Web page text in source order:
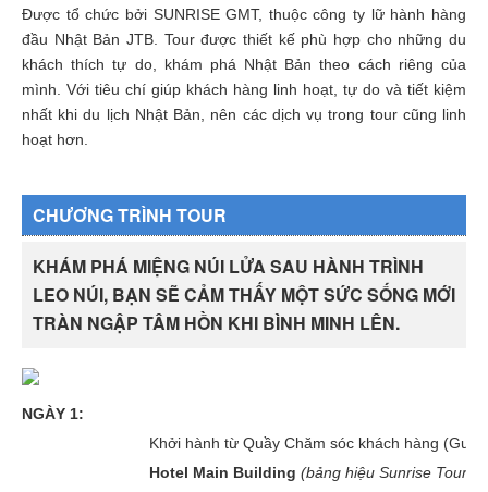
Được tổ chức bởi SUNRISE GMT, thuộc công ty lữ hành hàng
đầu Nhật Bản JTB. Tour được thiết kế phù hợp cho những du
khách thích tự do, khám phá Nhật Bản theo cách riêng của
mình. Với tiêu chí giúp khách hàng linh hoạt, tự do và tiết kiệm
nhất khi du lịch Nhật Bản, nên các dịch vụ trong tour cũng linh
hoạt hơn.
CHƯƠNG TRÌNH TOUR
KHÁM PHÁ MIỆNG NÚI LỬA SAU HÀNH TRÌNH
LEO NÚI, BẠN SẼ CẢM THẤY MỘT SỨC SỐNG MỚI
TRÀN NGẬP TÂM HỒN KHI BÌNH MINH LÊN.
NGÀY 1:
Khởi hành từ Quầy Chăm sóc khách hàng
Hotel Main Building (bảng hiệu Sunrise Tours)